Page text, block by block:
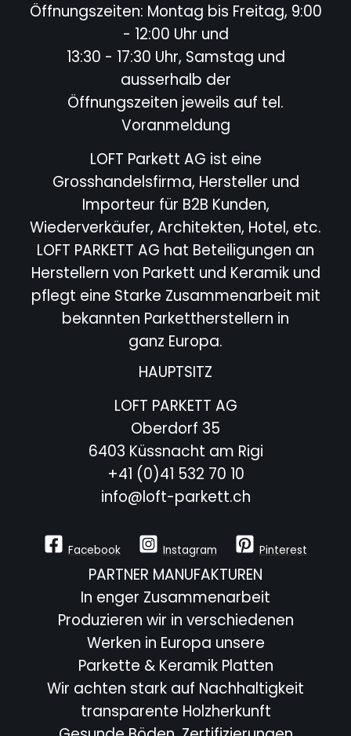
Öffnungszeiten: Montag bis Freitag, 9:00
- 12:00 Uhr und
13:30 - 17:30 Uhr, Samstag und
ausserhalb der
Öffnungszeiten jeweils auf tel.
Voranmeldung
LOFT Parkett AG ist eine
Grosshandelsfirma, Hersteller und
Importeur für B2B Kunden,
Wiederverkäufer, Architekten, Hotel, etc.
LOFT PARKETT AG hat Beteiligungen an
Herstellern von Parkett und Keramik und
pflegt eine Starke Zusammenarbeit mit
bekannten Parkettherstellern in
ganz Europa.
HAUPTSITZ
LOFT PARKETT AG
Oberdorf 35
6403 Küssnacht am Rigi
+41 (0)41 532 70 10
info@loft-parkett.ch
Facebook Instagram Pinterest
PARTNER MANUFAKTUREN
In enger Zusammenarbeit
Produzieren wir in verschiedenen
Werken in Europa unsere
Parkette & Keramik Platten
Wir achten stark auf Nachhaltigkeit
transparente Holzherkunft